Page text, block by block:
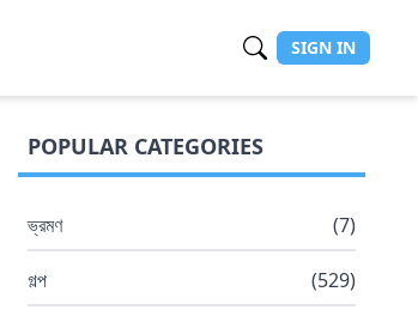
SIGN IN
POPULAR CATEGORIES
ভ্রমণ (7)
গল্প (529)